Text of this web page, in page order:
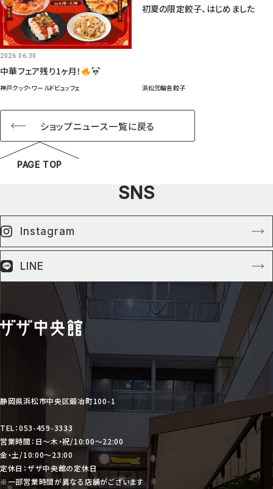
2026.06.30
中華フェア残り1ヶ月！
神戸クック・ワールドビュッフェ
初夏の限定餃子、はじめました
浜松弐輪舎餃子
ショップニュース一覧に戻る
PAGE TOP
SNS
Instagram
LINE
静岡県浜松市中央区鍛冶町100-1
TEL：053-459-3333
営業時間：日〜木・祝/10:00〜22:00
金・土/10:00〜23:00
定休日：ザザ中央館の定休日
※一部営業時間が異なる店舗がございます